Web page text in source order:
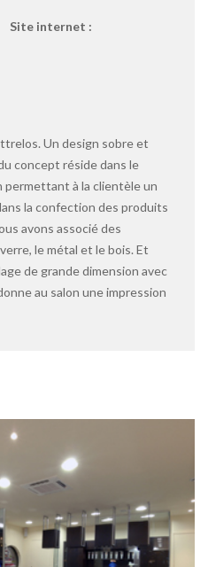
Site internet :
Un design sobre et
concept réside dans le
permettant à la clientèle un
la confection des produits
avons associé des
le métal et le bois. Et
de grande dimension avec
au salon une impression